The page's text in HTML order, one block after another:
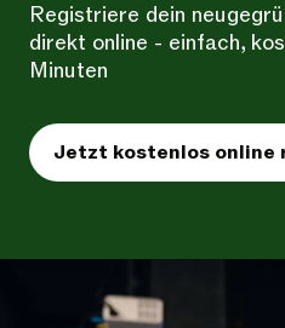
Registriere dein
direkt online - einfach,
Minuten
Jetzt kostenlos online